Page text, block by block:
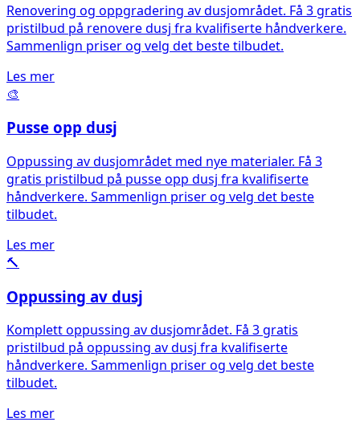
Renovering og oppgradering av dusjområdet. Få 3 gratis
pristilbud på renovere dusj fra kvalifiserte håndverkere.
Sammenlign priser og velg det beste tilbudet.
Les mer
🎨
Pusse opp dusj
Oppussing av dusjområdet med nye materialer. Få 3
gratis pristilbud på pusse opp dusj fra kvalifiserte
håndverkere. Sammenlign priser og velg det beste
tilbudet.
Les mer
🔨
Oppussing av dusj
Komplett oppussing av dusjområdet. Få 3 gratis
pristilbud på oppussing av dusj fra kvalifiserte
håndverkere. Sammenlign priser og velg det beste
tilbudet.
Les mer